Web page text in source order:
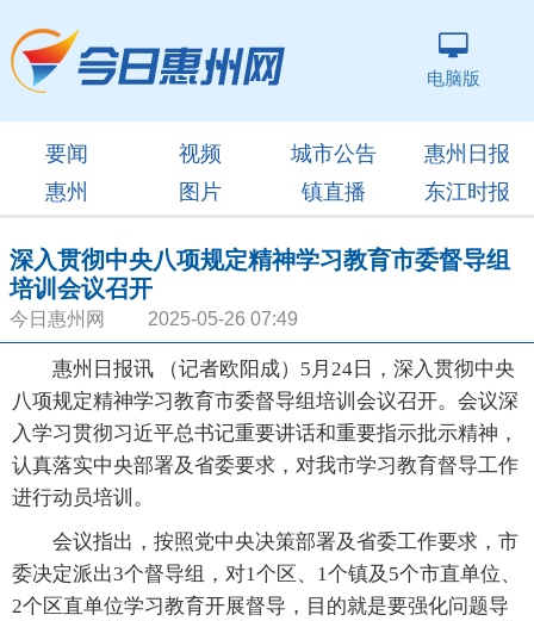
电脑版
要闻 视频 城市公告
惠州日报
惠州
图片 镇直播 东江时报
深入贯彻中央八项规定精神学习教育市委督导组
培训会议召开
今日惠州网 2025-05-26 07:49
惠州日报讯 （记者欧阳成）5月24日，深入贯彻中央
八项规定精神学习教育市委督导组培训会议召开。会议深
入学习贯彻习近平总书记重要讲话和重要指示批示精神，
认真落实中央部署及省委要求，对我市学习教育督导工作
进行动员培训。
会议指出，按照党中央决策部署及省委工作要求，市
委决定派出3个督导组，对1个区、1个镇及5个市直单位、
2个区直单位学习教育开展督导，目的就是要强化问题导